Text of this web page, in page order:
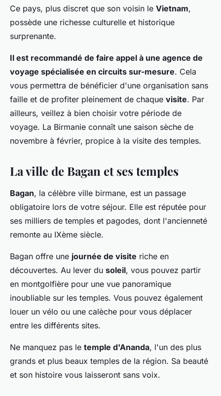
Ce pays, plus discret que son voisin le Vietnam,
possède une richesse culturelle et historique
surprenante.
Il est recommandé de faire appel à une agence de
voyage spécialisée en circuits sur-mesure. Cela
vous permettra de bénéficier d'une organisation sans
faille et de profiter pleinement de chaque visite. Par
ailleurs, veillez à bien choisir votre période de
voyage. La Birmanie connaît une saison sèche de
novembre à février, propice à la visite des temples.
La ville de Bagan et ses temples
Bagan, la célèbre ville birmane, est un passage
obligatoire lors de votre séjour. Elle est réputée pour
ses milliers de temples et pagodes, dont l'ancienneté
remonte au IXème siècle.
Bagan offre une journée de visite riche en
découvertes. Au lever du soleil, vous pouvez partir
en montgolfière pour une vue panoramique
inoubliable sur les temples. Vous pouvez également
louer un vélo ou une calèche pour vous déplacer
entre les différents sites.
Ne manquez pas le temple d'Ananda, l'un des plus
grands et plus beaux temples de la région. Sa beauté
et son histoire vous laisseront sans voix.